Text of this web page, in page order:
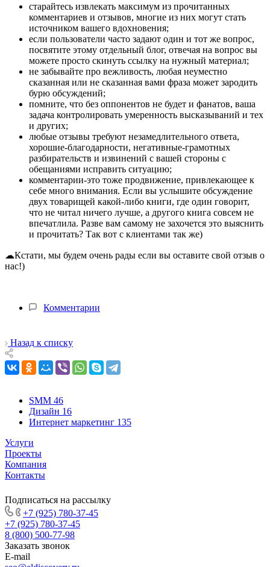
старайтесь извлекать максимум из прочитанных
комментариев и отзывов, многие из них могут стать
источником вашего вдохновения;
если пользователи часто задают один и тот же вопрос,
посвятите этому отдельный блог, отвечая на вопрос вы
можете просто скинуть ссылку на нужный материал;
не забывайте про вежливость, любая неуместно
сказанная или не сказанная вами фраза может зародить
бурю обсуждений;
помните, что без оппонентов не будет и фанатов, ваша
задача контролировать умеренность высказываний и тех
и других;
любые отзывы требуют незамедлительного ответа,
хорошие-благодарности, негативные-грамотных
разбирательств и извинений с вашей стороны с
обещаниями исправить ситуацию;
комментарии-это тоже продвижение, привлекающее к
себе много внимания. Если вы услышите обсуждение
двух товарищей какой-либо книги, где один говорит,
что не читал ничего лучше, а другого книга совсем не
впечатлила. Разве вам самому не захочется это выяснить
и прочитать? Так вот с клиентами так же)
☁Кстати, мы будем очень рады если вы оставите свой отзыв о
нас!)
Комментарии
Назад к списку
SMM 46
Дизайн 16
Интернет маркетинг 135
Услуги
Проекты
Компания
Контакты
Подписаться на рассылку
+7 (925) 780-37-45
+7 (925) 780-37-45
8 (800) 500-77-98
Заказать звонок
E-mail